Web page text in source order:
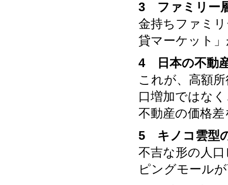
3 ファミリー
金持ちファミ
貸マーケット
4 日本の不動
これが、高額
口増加ではな
不動産の価格
5 キノコ雲型
不吉な形の人
ピングモール